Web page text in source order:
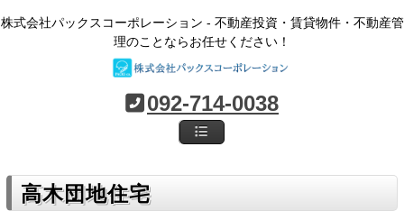
株式会社パックスコーポレーション - 不動産投資・賃貸物件・不動産管
理のことならお任せください！
092-714-0038
高木団地住宅